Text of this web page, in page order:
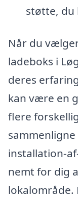
støtte, du
Når du
ladeboks i
deres
kan være en
flere
installation-
nemt for dig